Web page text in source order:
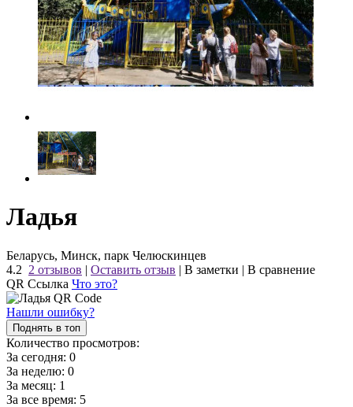
Ладья
Беларусь, Минск, парк Челюскинцев
4.2 2 отзывов | Оставить отзыв | В заметки | В сравнение
QR Ссылка Что это?
Нашли ошибку?
Поднять в топ
Количество просмотров:
За сегодня: 0
За неделю: 0
За месяц: 1
За все время: 5